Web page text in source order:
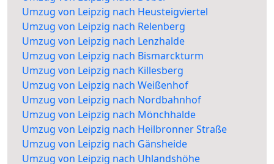
Umzug von Leipzig nach Heusteigviertel
Umzug von Leipzig nach Relenberg
Umzug von Leipzig nach Lenzhalde
Umzug von Leipzig nach Bismarckturm
Umzug von Leipzig nach Killesberg
Umzug von Leipzig nach Weißenhof
Umzug von Leipzig nach Nordbahnhof
Umzug von Leipzig nach Mönchhalde
Umzug von Leipzig nach Heilbronner Straße
Umzug von Leipzig nach Gänsheide
Umzug von Leipzig nach Uhlandshöhe